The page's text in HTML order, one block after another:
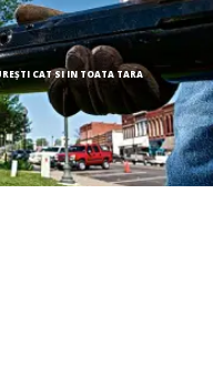
CAT SI IN TOATA TARA